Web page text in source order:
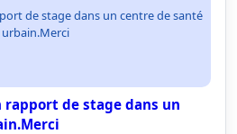
de stage dans un centre de santé
urbain.Merci
de stage dans un